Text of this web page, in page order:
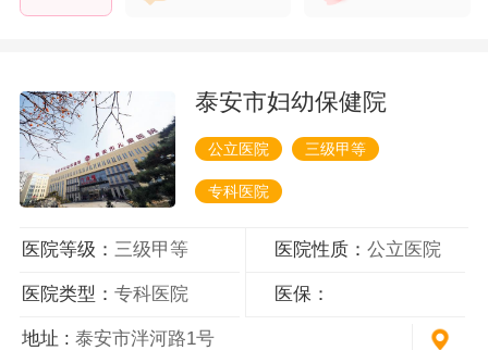
泰安市妇幼保健院
公立医院 三级甲等
专科医院
医院等级：三级甲等 医院性质：公立医院
医院类型：专科医院 医保：
地址 :泰安市泮河路1号